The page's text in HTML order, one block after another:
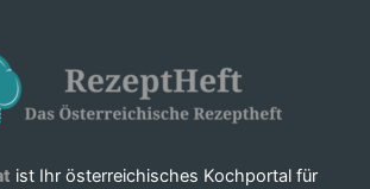
ist Ihr österreichisches Kochportal für